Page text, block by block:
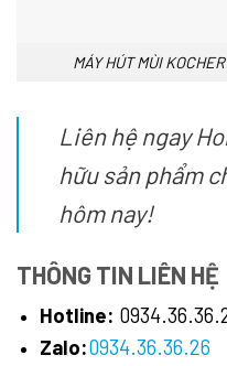
MÁY HÚT MÙI
Liên hệ ngay
hữu sản phẩm
hôm nay!
THÔNG TIN LIÊN HỆ
Hotline:
Zalo:0934.36.36.26